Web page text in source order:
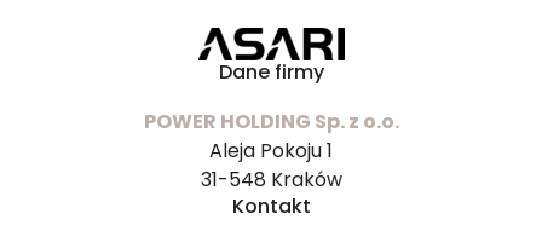
Dane firmy
POWER HOLDING Sp. z o.o.
Aleja Pokoju 1
31-548 Kraków
Kontakt